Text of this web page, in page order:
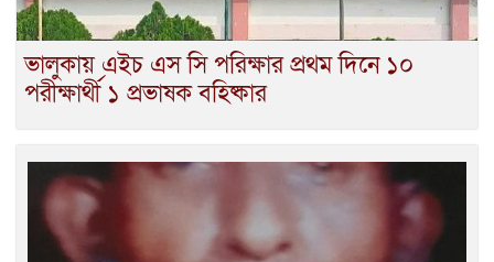
ভালুকায় এইচ এস সি পরিক্ষার প্রথম দিনে ১০
পরীক্ষার্থী ১ প্রভাষক বহিষ্কার